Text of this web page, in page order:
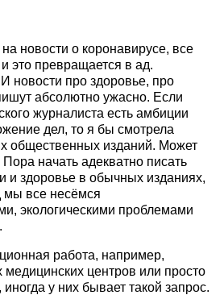
новости о коронавирусе, все
это превращается в ад.
новости про здоровье, про
абсолютно ужасно. Если
журналиста есть амбиции
дел, то я бы смотрела
общественных изданий. Может
начать адекватно писать
и здоровье в обычных изданиях,
мы все несёмся
экологическими проблемами
работа, например,
медицинских центров или просто
у них бывает такой запрос.